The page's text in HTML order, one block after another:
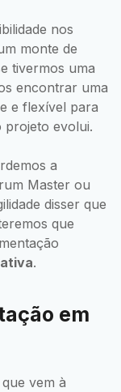
nos
monte de
tivermos uma
encontrar uma
e flexível para
projeto evolui.
a
Master ou
disser que
que
.
em
vem à